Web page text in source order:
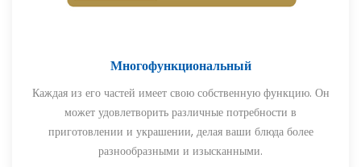
Многофункциональный
Каждая из его частей имеет свою собственную функцию. Он
может удовлетворить различные потребности в
приготовлении и украшении, делая ваши блюда более
разнообразными и изысканными.